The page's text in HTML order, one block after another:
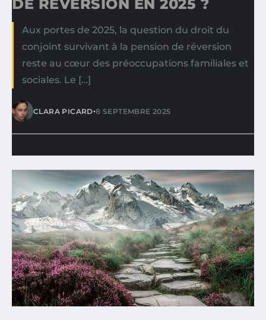
DE RÉVERSION EN 2025 ?
Aux portes de 2025, la question du droit du
conjoint survivant à la pension de réversion
reste au cœur des préoccupations familiales et
sociales. Le […]
CLARA PICARD•8 SEPTEMBRE 2025